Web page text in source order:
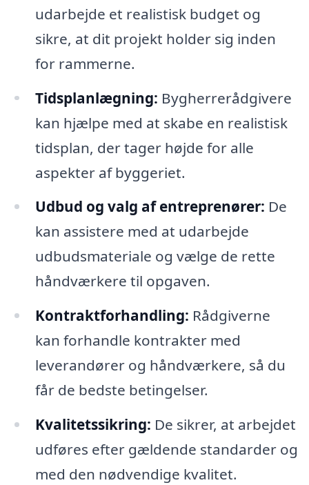
udarbejde et realistisk budget og
sikre, at dit projekt holder sig inden
for rammerne.
Tidsplanlægning: Bygherrerådgivere
kan hjælpe med at skabe en realistisk
tidsplan, der tager højde for alle
aspekter af byggeriet.
Udbud og valg af entreprenører: De
kan assistere med at udarbejde
udbudsmateriale og vælge de rette
håndværkere til opgaven.
Kontraktforhandling: Rådgiverne
kan forhandle kontrakter med
leverandører og håndværkere, så du
får de bedste betingelser.
Kvalitetssikring: De sikrer, at arbejdet
udføres efter gældende standarder og
med den nødvendige kvalitet.